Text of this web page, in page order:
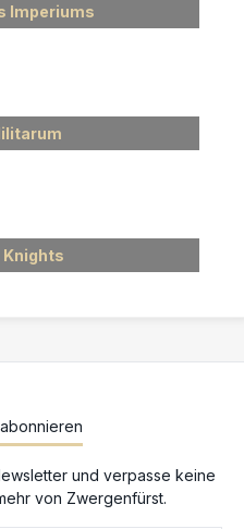
Imperiums
Knights
und verpasse keine
von Zwergenfürst.